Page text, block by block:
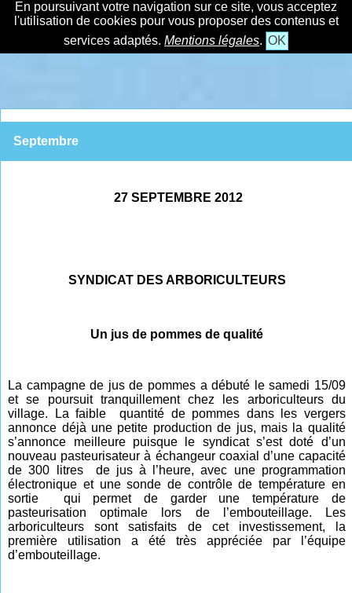
En poursuivant votre navigation sur ce site, vous acceptez
l'utilisation de cookies pour vous proposer des contenus et
services adaptés. Mentions légales. OK
Septembre
27 SEPTEMBRE 2012
SYNDICAT DES ARBORICULTEURS
Un jus de pommes de qualité
La campagne de jus de pommes a débuté le samedi 15/09
et se poursuit tranquillement chez les arboriculteurs du
village. La faible
quantité de pommes dans les vergers
annonce déjà une petite production de jus, mais la qualité
s’annonce meilleure puisque le syndicat s’est doté d’un
nouveau pasteurisateur à échangeur coaxial d’une capacité
de 300 litres
de jus à l’heure, avec une programmation
électronique et une sonde de contrôle de température en
sortie
qui permet de garder une température de
pasteurisation optimale lors de l’embouteillage. Les
arboriculteurs sont satisfaits de cet investissement, la
première utilisation a été très appréciée par l’équipe
d’embouteillage.